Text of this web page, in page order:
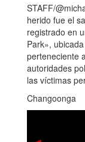
STAFF/
herido fue el
registrado en
Park»,
perteneciente
autoridades
las víctimas
Changoonga